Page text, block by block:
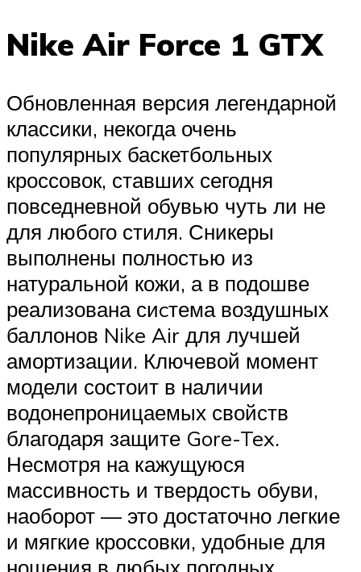
Nike Air Force 1 GTX
Обновленная версия легендарной
классики, некогда очень
популярных баскетбольных
кроссовок, ставших сегодня
повседневной обувью чуть ли не
для любого стиля. Сникеры
выполнены полностью из
натуральной кожи, а в подошве
реализована сиcтема воздушных
баллонов Nike Air для лучшей
амортизации. Ключевой момент
модели состоит в наличии
водонепроницаемых свойств
благодаря защите Gore-Tex.
Несмотря на кажущуюся
массивность и твердость обуви,
наоборот — это достаточно легкие
и мягкие кроссовки, удобные для